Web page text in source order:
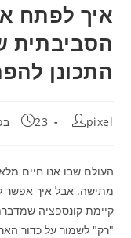
איך לפתח
הסביבתית
התכונן
מחבר:
pixel פורסם:
23 בפברואר 2026
העולם שבו אנו חיים
מתישה. אבל איך אפשר
קיימת קונספציה
"רק" לשמור על כדור